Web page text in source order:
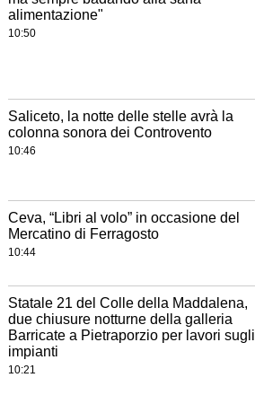
alimentazione"
10:50
Saliceto, la notte delle stelle avrà la
colonna sonora dei Controvento
10:46
Ceva, “Libri al volo” in occasione del
Mercatino di Ferragosto
10:44
Statale 21 del Colle della Maddalena,
due chiusure notturne della galleria
Barricate a Pietraporzio per lavori sugli
impianti
10:21